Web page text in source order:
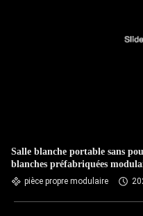
Salle blanche portable sans
blanches préfabriquées
pièce propre modulaire